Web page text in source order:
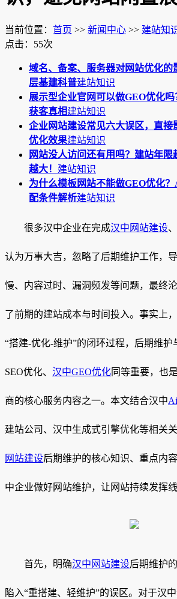
当前位置： 首页 >> 新闻中心 >> 建站知
点击：55次
域名、备案、服务器对网站优化的
层基建科普建站知识
展示型企业官网可以做GEO优化
获客真相建站知识
企业网站建设常见六大误区，直接
优化效果建站知识
网站没人访问还有用吗？建站年限
越大！ 建站知识
为什么模板网站不能做GEO优化
配条件解析建站知识
很多汉中企业在完成汉中网站建设
认为万事大吉，忽略了后期维护工作，
慢、内容过时、漏洞频发等问题，最终
了前期的建站成本与时间投入。事实上，
“搭建-优化-维护”的闭环过程，后期维护
SEO优化、 汉中GEO优化同等重要，也
商的核心服务内容之一。本文结合汉中
建站公司、汉中生成式引擎优化等相关
网站建设后期维护的核心知识、重点内
中企业做好网站维护，让网站持续发挥线
首先，明确汉中网站建设后期维护
陷入“重搭建、轻维护”的误区。对于汉